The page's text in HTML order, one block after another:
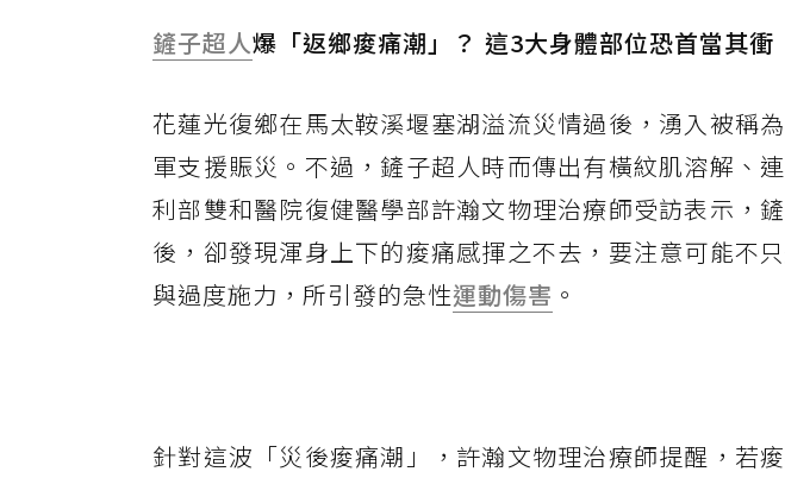
鏟子超人爆「返鄉痠痛潮」？ 這3大身體部位恐首當其衝
花蓮光復鄉在馬太鞍溪堰塞湖溢流災情過後，湧入被稱
軍支援賑災。不過，鏟子超人時而傳出有橫紋肌溶解、
利部雙和醫院復健醫學部許瀚文物理治療師受訪表示，
後，卻發現渾身上下的痠痛感揮之不去，要注意可能不
與過度施力，所引發的急性運動傷害 。
針對這波「災後痠痛潮」，許瀚文物理治療師提醒，若